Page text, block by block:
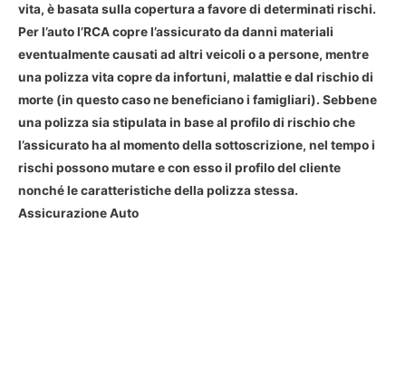
vita, è basata sulla copertura a favore di determinati rischi.
Per l’auto l’RCA copre l’assicurato da danni materiali
eventualmente causati ad altri veicoli o a persone, mentre
una polizza vita copre da infortuni, malattie e dal rischio di
morte (in questo caso ne beneficiano i famigliari). Sebbene
una polizza sia stipulata in base al profilo di rischio che
l’assicurato ha al momento della sottoscrizione, nel tempo i
rischi possono mutare e con esso il profilo del cliente
nonché le caratteristiche della polizza stessa.
Assicurazione Auto